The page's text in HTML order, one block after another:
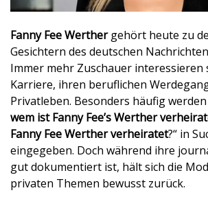
Fanny Fee Werthergehört heute zu
Gesichtern des deutschen
Immer mehr Zuschauer interessieren
Karriere, ihren beruflichen
Privatleben. Besonders häufig werden
wem ist Fanny Fee’s Werther
Fanny Fee Werther verheiratet?“ in
eingegeben. Doch während ihre
gut dokumentiert ist, hält sich die
privaten Themen bewusst zurück.